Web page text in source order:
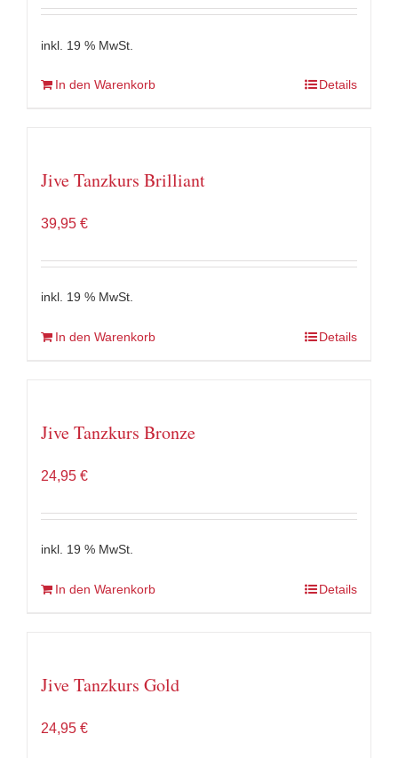
inkl. 19 % MwSt.
In den Warenkorb Details
Jive Tanzkurs Brilliant
39,95 €
inkl. 19 % MwSt.
In den Warenkorb Details
Jive Tanzkurs Bronze
24,95 €
inkl. 19 % MwSt.
In den Warenkorb Details
Jive Tanzkurs Gold
24,95 €